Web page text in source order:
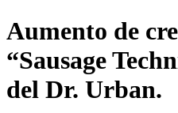
Aumento de
“Sausage
del Dr. Urban.